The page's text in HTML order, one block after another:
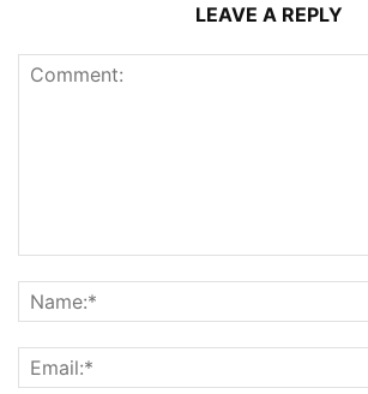
LEAVE A REPLY